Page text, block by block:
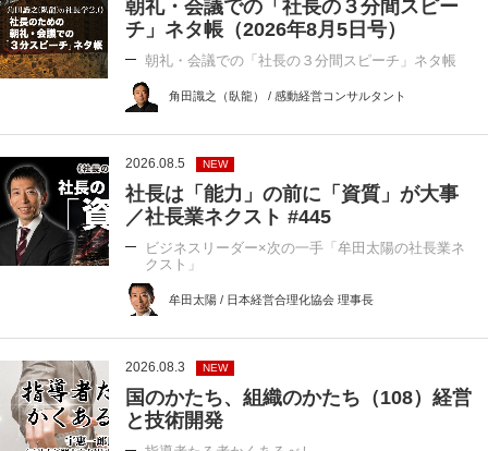
朝礼・会議での「社長の３分間スピー
チ」ネタ帳（2026年8月5日号）
朝礼・会議での「社長の３分間スピーチ」ネタ帳
角田識之（臥龍） / 感動経営コンサルタント
2026.08.5 NEW
社長は「能力」の前に「資質」が大事
／社長業ネクスト #445
ビジネスリーダー×次の一手「牟田太陽の社長業ネ
クスト」
牟田太陽 / 日本経営合理化協会 理事長
2026.08.3 NEW
国のかたち、組織のかたち（108）経営
と技術開発